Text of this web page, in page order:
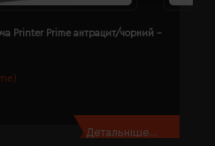
Printer Prime антрацит/чорний -
Детальніше...